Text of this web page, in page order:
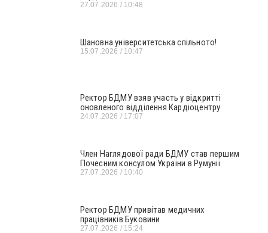
27.07.2026 10:48
Шановна університетська спільното!
15.07.2026 10:47
Ректор БДМУ взяв участь у відкритті
оновленого відділення Кардіоцентру
24.07.2026 17:07
Член Наглядової ради БДМУ став першим
Почесним консулом України в Румунії
27.07.2026 10:40
Ректор БДМУ привітав медичних
працівників Буковини
27.07.2026 15:24